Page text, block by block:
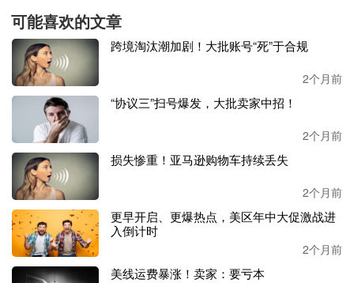
建品牌出海动辄面临千万级试错成本，中小制造企业无力承
担。
与此同时，欧美多国陆续收紧跨境小包免税政策、上调进口
关税，Temu赖以起步的小件直邮低价模式成本抬升，行业
粗放铺货逻辑难以为继，倒逼整个跨境产业链向上游品牌化
转型，新拼姆恰好踩在供需双向变革的节点上。
下场做重投入，新拼姆开启国货出海黄金时代
正是在这样的行业背景下，新拼姆在2026年一季度迎来了全
面深化发展的关键阶段。作为拼多多“三年再造拼多多”的核
心战略，新拼姆规划未来三年投入1000亿元，首期150亿资
金已经全部到位。
可能喜欢的文章
跨境淘汰潮加剧！大批账号“死”于合规
2个月前
“协议三”扫号爆发，大批卖家中招！
2个月前
损失惨重！亚马逊购物车持续丢失
2个月前
更早开启、更爆热点，美区年中大促激战进
入倒计时
2个月前
美线运费暴涨！卖家：要亏本